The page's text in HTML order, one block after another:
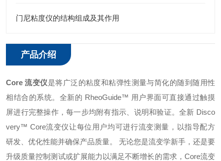
门尼粘度仪的结构组成及其作用
产品介绍
Core 流变仪是将广泛的粘度和粘弹性测量与简化的随到随用性
相结合的系统。全新的 RheoGuide™ 用户界面可直接通过触摸
屏进行完整操作，每一步均附有指示、说明和验证。全新 Disco
very™ Core流变仪让每位用户均可进行流变测量，以指导配方
研发、优化性能并确保产品质量。 无论您是流变学新手，还是要
升级质量控制测试或扩展能力以满足不断增长的需求，Core流变